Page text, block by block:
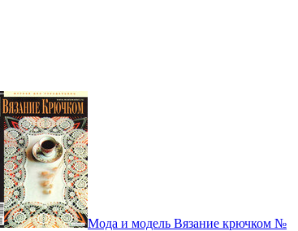
Мода и модель Вязание крючком №